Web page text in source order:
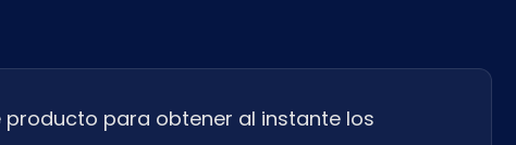
para obtener al instante los